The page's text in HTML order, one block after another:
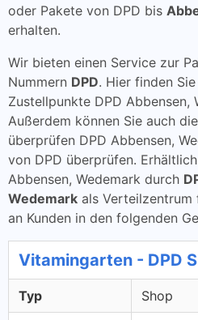
oder Pakete von DPD bis
erhalten.
Wir bieten einen Service zur
Nummern DPD. Hier finden
Zustellpunkte DPD Abbensen,
Außerdem können Sie auch
überprüfen DPD Abbensen,
von DPD überprüfen.
Abbensen, Wedemark durch
Wedemark als Verteilzentrum
an Kunden in den folgenden
Vitamingarten - DPD
Typ Shop